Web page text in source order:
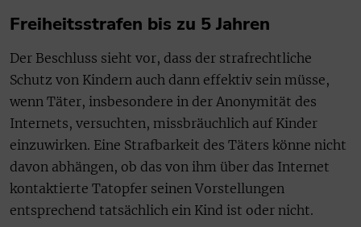
Freiheitsstrafen bis zu 5 Jahren
Der Beschluss sieht vor, dass der strafrechtliche
Schutz von Kindern auch dann effektiv sein müsse,
wenn Täter, insbesondere in der Anonymität des
Internets, versuchten, missbräuchlich auf Kinder
einzuwirken. Eine Strafbarkeit des Täters könne nicht
davon abhängen, ob das von ihm über das Internet
kontaktierte Tatopfer seinen Vorstellungen
entsprechend tatsächlich ein Kind ist oder nicht.